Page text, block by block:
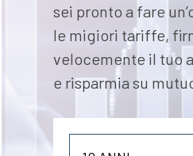
sei pronto a fare
le migiori tariffe,
velocemente il tuo
e risparmia su